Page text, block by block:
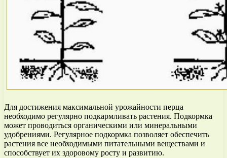
Для достижения максимальной урожайности перца
необходимо регулярно подкармливать растения. Подкормка
может проводиться органическими или минеральными
удобрениями. Регулярное подкормка позволяет обеспечить
растения все необходимыми питательными веществами и
способствует их здоровому росту и развитию.